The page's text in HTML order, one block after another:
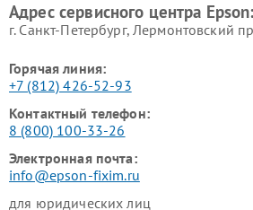
Адрес сервисного центра Epson:
г. Санкт-Петербург, Лермонтовский
Горячая линия:
+7 (812) 426-52-93
Контактный телефон:
8 (800) 100-33-26
Электронная почта:
info@epson-fixim.ru
для юридических лиц